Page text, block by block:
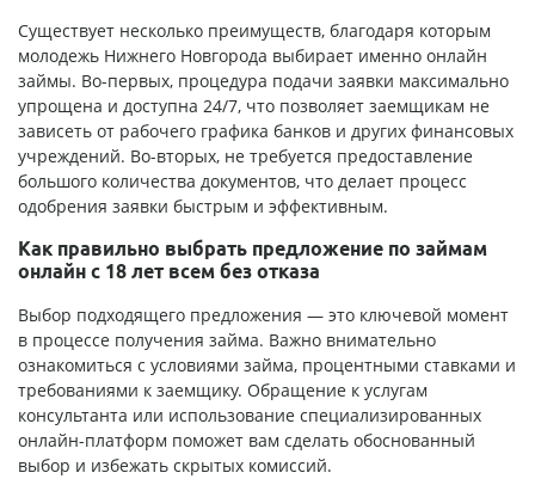
Существует несколько преимуществ, благодаря которым
молодежь Нижнего Новгорода выбирает именно онлайн
займы. Во-первых, процедура подачи заявки максимально
упрощена и доступна 24/7, что позволяет заемщикам не
зависеть от рабочего графика банков и других финансовых
учреждений. Во-вторых, не требуется предоставление
большого количества документов, что делает процесс
одобрения заявки быстрым и эффективным.
Как правильно выбрать предложение по займам
онлайн с 18 лет всем без отказа
Выбор подходящего предложения — это ключевой момент
в процессе получения займа. Важно внимательно
ознакомиться с условиями займа, процентными ставками и
требованиями к заемщику. Обращение к услугам
консультанта или использование специализированных
онлайн-платформ поможет вам сделать обоснованный
выбор и избежать скрытых комиссий.